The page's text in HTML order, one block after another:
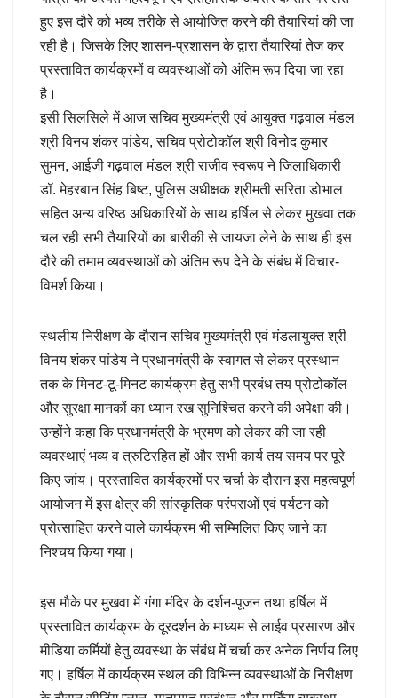
हुए इस दौरे को भव्य तरीके से आयोजित करने की तैयारियां की जा
रही है। जिसके लिए शासन-प्रशासन के द्वारा तैयारियां तेज कर
प्रस्तावित कार्यक्रमों व व्यवस्थाओं को अंतिम रूप दिया जा रहा
है।
इसी सिलसिले में आज सचिव मुख्यमंत्री एवं आयुक्त गढ़वाल मंडल
श्री विनय शंकर पांडेय, सचिव प्रोटोकॉल श्री विनोद कुमार
सुमन, आईजी गढ़वाल मंडल श्री राजीव स्वरूप ने जिलाधिकारी
डॉ. मेहरबान सिंह बिष्ट, पुलिस अधीक्षक श्रीमती सरिता डोभाल
सहित अन्य वरिष्ठ अधिकारियों के साथ हर्षिल से लेकर मुखवा तक
चल रही सभी तैयारियों का बारीकी से जायजा लेने के साथ ही इस
दौरे की तमाम व्यवस्थाओं को अंतिम रूप देने के संबंध में विचार-
विमर्श किया।
स्थलीय निरीक्षण के दौरान सचिव मुख्यमंत्री एवं मंडलायुक्त श्री
विनय शंकर पांडेय ने प्रधानमंत्री के स्वागत से लेकर प्रस्थान
तक के मिनट-टू-मिनट कार्यक्रम हेतु सभी प्रबंध तय प्रोटोकॉल
और सुरक्षा मानकों का ध्यान रख सुनिश्चित करने की अपेक्षा की।
उन्होंने कहा कि प्रधानमंत्री के भ्रमण को लेकर की जा रही
व्यवस्थाएं भव्य व त्रुटिरहित हों और सभी कार्य तय समय पर पूरे
किए जांय। प्रस्तावित कार्यक्रमों पर चर्चा के दौरान इस महत्वपूर्ण
आयोजन में इस क्षेत्र की सांस्कृतिक परंपराओं एवं पर्यटन को
प्रोत्साहित करने वाले कार्यक्रम भी सम्मिलित किए जाने का
निश्चय किया गया।
इस मौके पर मुखवा में गंगा मंदिर के दर्शन-पूजन तथा हर्षिल में
प्रस्तावित कार्यक्रम के दूरदर्शन के माध्यम से लाईव प्रसारण और
मीडिया कर्मियों हेतु व्यवस्था के संबंध में चर्चा कर अनेक निर्णय लिए
गए। हर्षिल में कार्यक्रम स्थल की विभिन्न व्यवस्थाओं के निरीक्षण